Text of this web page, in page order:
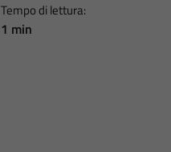
Tempo di lettura:
1 min